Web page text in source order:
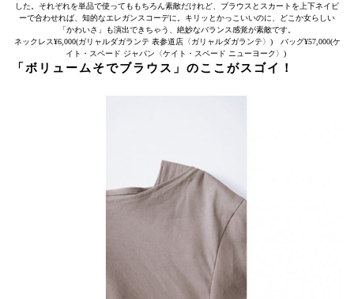
した。それぞれを単品で使ってももちろん素敵だけれど、ブラウスとスカートを上下ネイビ
ーで合わせれば、知的なエレガンスコーデに。キリッとかっこいいのに、どこか女らしい
「かわいさ」も演出できちゃう、絶妙なバランス感覚が素敵です。
ネックレス¥6,000(ガリャルダガランテ 表参道店〈ガリャルダガランテ〉) バッグ¥57,000(ケ
イト・スペード ジャパン〈ケイト・スペード ニューヨーク〉)
「ボリュームそでブラウス」のここがスゴイ！